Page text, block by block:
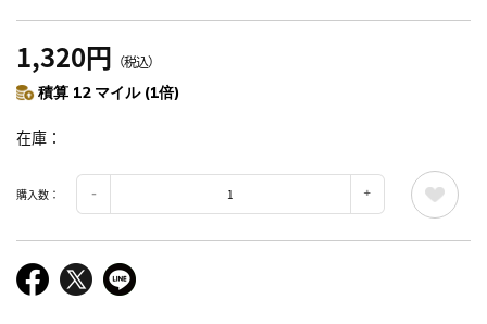
1,320円 （税込）
積算 12 マイル (1倍)
在庫
購入数：